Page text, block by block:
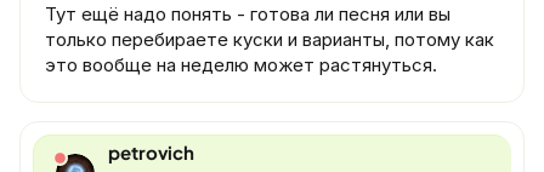
Тут ещё надо понять - готова ли песня или вы
только перебираете куски и варианты, потому как
это вообще на неделю может растянуться.
petrovich